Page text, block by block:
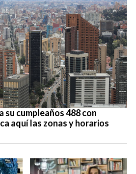
su cumpleaños 488 con
aquí las zonas y horarios